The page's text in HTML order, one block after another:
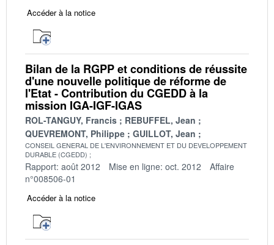
Accéder à la notice
Bilan de la RGPP et conditions de réussite
d'une nouvelle politique de réforme de
l'Etat - Contribution du CGEDD à la
mission IGA-IGF-IGAS
ROL-TANGUY, Francis
REBUFFEL, Jean
QUEVREMONT, Philippe
GUILLOT, Jean
CONSEIL GENERAL DE L'ENVIRONNEMENT ET DU DEVELOPPEMENT
DURABLE (CGEDD)
Rapport: août 2012 Mise en ligne: oct. 2012
Affaire
n°008506-01
Accéder à la notice